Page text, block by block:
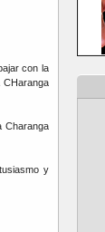
con la
Charanga
y